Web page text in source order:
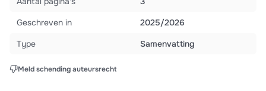
Geschreven in
2025/2026
Type
Samenvatting
Meld schending auteursrecht